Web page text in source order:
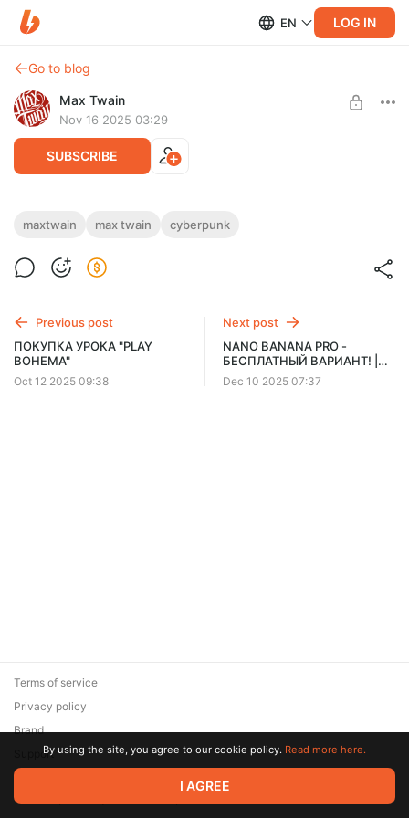
EN LOG IN
Go to blog
Max Twain
Nov 16 2025 03:29
SUBSCRIBE
ПОКУПКА КУРСА "FATALISM
Нажмите ниже «КУПИТЬ». Если кнопки нет — откройте
maxtwain max twain cyberpunk
Previous post
ПОКУПКА УРОКА "PLAY
BOHEMA"
Oct 12 2025 09:38
Next post
NANO BANANA PRO -
БЕСПЛАТНЫЙ ВАРИАНТ! |
Пока что этот способ
работает
Dec 10 2025 07:37
© 2026 Zaya Solutions Limited. All rights reserved. All trademarks
are the property of their respective owners.
Terms of service
Privacy policy
Brand
SupportBy using the site, you agree to our cookie policy. Read more here.
I AGREE